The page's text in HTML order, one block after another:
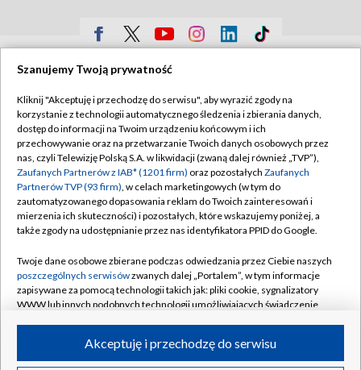
Sklep TVP
Biuro Reklamy
Oferta Handlowa
Telegazeta ogłoszenia
Emisja w TVP
Ogłoszenia przetargowe
Akademia Telewizyjna
Centrum informacji TVP
Polityka prywatności
Moje zgody
Biuro reklamy
Kontakt
©2026 Telewizja Polska Spółka Akcyjna w likwidacji
Szanujemy Twoją prywatność
Kliknij "Akceptuję i przechodzę do serwisu", aby wyrazić zgody na
korzystanie z technologii automatycznego śledzenia i zbierania danych,
dostęp do informacji na Twoim urządzeniu końcowym i ich
przechowywanie oraz na przetwarzanie Twoich danych osobowych przez
nas, czyli Telewizję Polską S.A. w likwidacji (zwaną dalej również „TVP”),
Zaufanych Partnerów z IAB* (1201 firm) oraz pozostałych Zaufanych
Partnerów TVP (93 firm), w celach marketingowych (w tym do
zautomatyzowanego dopasowania reklam do Twoich zainteresowań i
mierzenia ich skuteczności) i pozostałych, które wskazujemy poniżej, a
także zgody na udostępnianie przez nas identyfikatora PPID do Google.
Twoje dane osobowe zbierane podczas odwiedzania przez Ciebie naszych
poszczególnych serwisówzwanych dalej „Portalem”, w tym informacje
zapisywane za pomocą technologii takich jak: pliki cookie, sygnalizatory
WWW lub innych podobnych technologii umożliwiających świadczenie
ruchu w Internecie.Akceptuję i przechodzę do serwisu